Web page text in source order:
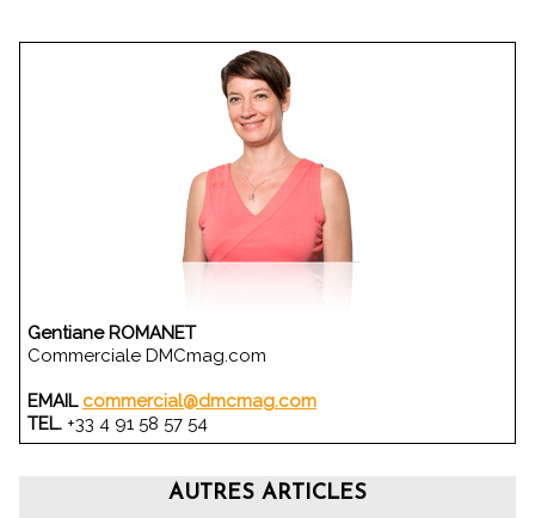
Gentiane ROMANET
Commerciale DMCmag.com
EMAIL commercial@dmcmag.com
TEL. +33 4 91 58 57 54
AUTRES ARTICLES